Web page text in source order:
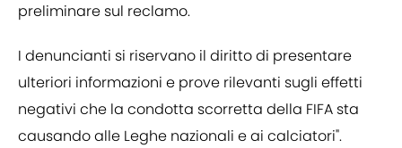
preliminare sul reclamo.
I denuncianti si riservano il diritto di presentare
ulteriori informazioni e prove rilevanti sugli effetti
negativi che la condotta scorretta della FIFA sta
causando alle Leghe nazionali e ai calciatori".